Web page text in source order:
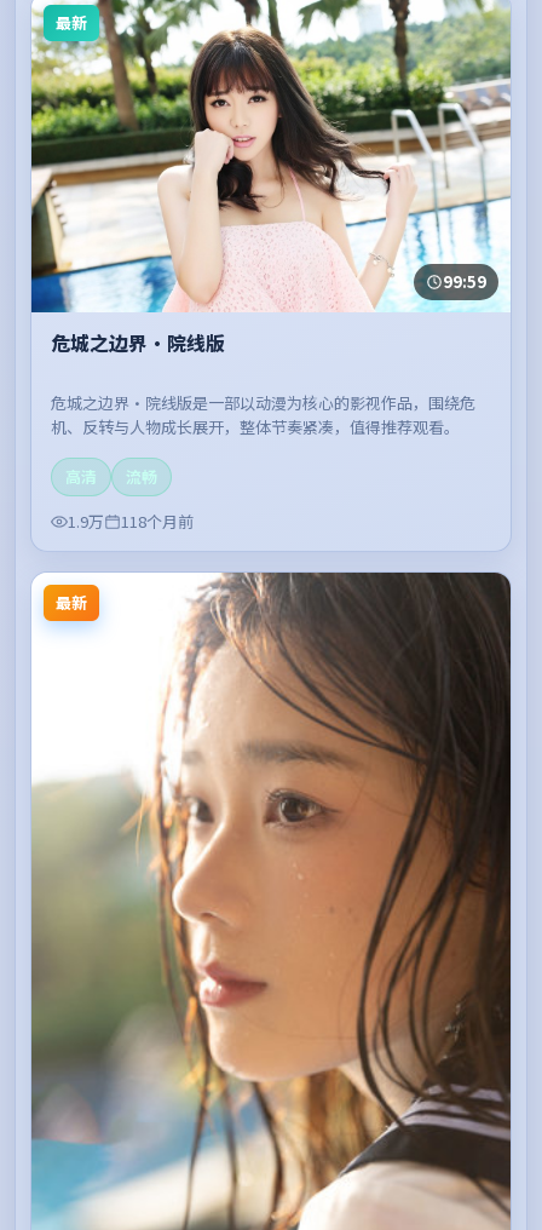
最新
99:59
危城之边界·院线版
危城之边界·院线版是一部以动漫为核心的影视作品，围绕危
机、反转与人物成长展开，整体节奏紧凑，值得推荐观看。
高清
流畅
1.9万
118个月前
最新